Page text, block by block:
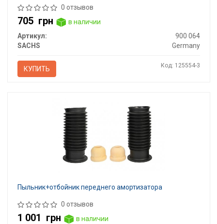
0 отзывов
705 грн
в наличии
Артикул:
900 064
SACHS
Germany
КУПИТЬ Код: 125554-3
Пыльник+отбойник переднего амортизатора
0 отзывов
1 001 грн
в наличии